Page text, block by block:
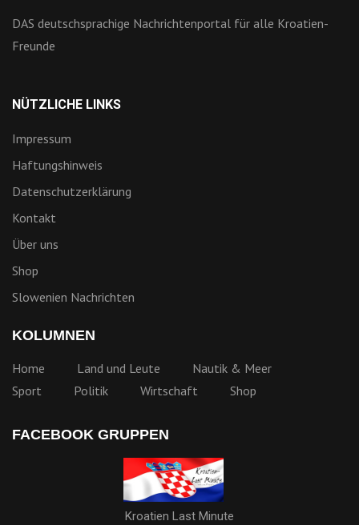
DAS deutschsprachige Nachrichtenportal für alle Kroatien-
Freunde
NÜTZLICHE LINKS
Impressum
Haftungshinweis
Datenschutzerklärung
Kontakt
Über uns
Shop
Slowenien Nachrichten
KOLUMNEN
Home Land und Leute
Nautik & Meer
Sport
Politik Wirtschaft Shop
FACEBOOK GRUPPEN
Kroatien Last Minute